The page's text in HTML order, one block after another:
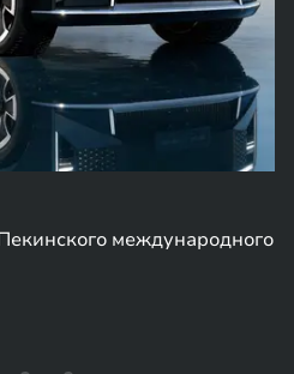
международного